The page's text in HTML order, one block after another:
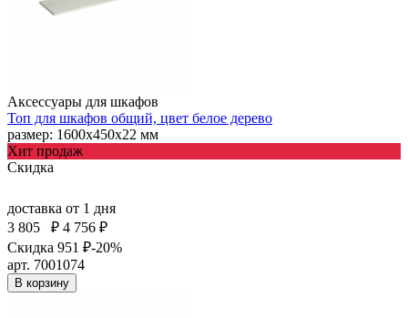
Аксессуары для шкафов
Топ для шкафов общий, цвет белое дерево
размер: 1600х450х22 мм
Хит продаж
Скидка
доставка от 1 дня
3 805
₽ 4 756 ₽
Скидка 951 ₽-20%
арт. 7001074
В корзину